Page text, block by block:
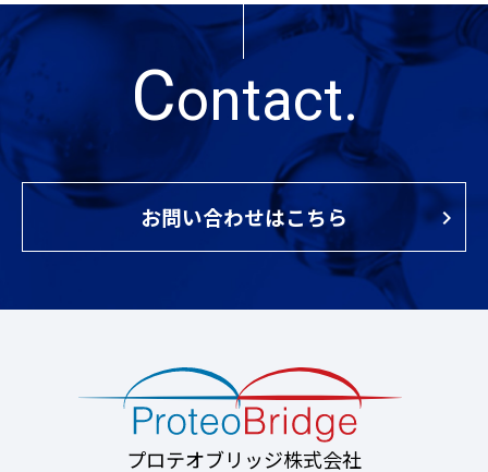
Contact.
お問い合わせはこちら
プロテオブリッジ株式会社